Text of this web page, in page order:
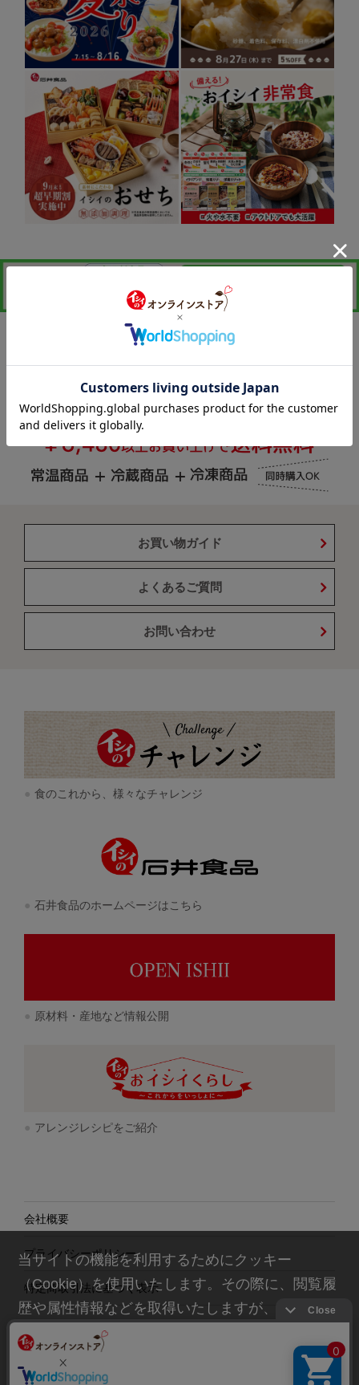
お買い物ガイド
よくあるご質問
お問い合わせ
食のこれから、様々なチャレンジ
石井食品のホームページはこちら
原材料・産地など情報公開
アレンジレシピをご紹介
会社概要
プライバシーポリシー
特定商取引法に基づく表示
© Ishii Food CO.,Ltd. All rights reserved.
当サイトの機能を利用するためにクッキー
（Cookie）を使用いたします。その際に、閲覧履
歴や属性情報などを取得いたしますが、お客様の
個人情報を特定することは行っておりません。詳
細に関しては「
」をお読み
ください。